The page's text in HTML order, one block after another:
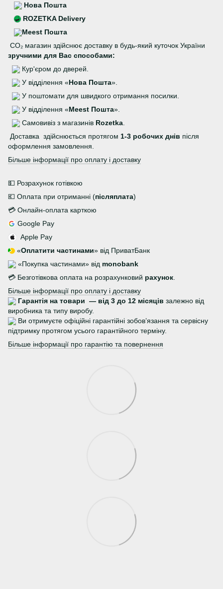
Нова Пошта
ROZETKA Delivery
Meest Пошта
CO₂ магазин здійснює доставку в будь-який куточок України
зручними для Вас способами:
Кур'єром до дверей.
У відділення «Нова Пошта».
У поштомати для швидкого отримання посилки.
У відділення «Meest Пошта».
Самовивіз з магазинів Rozetka
Доставка здійснюється протягом 1-3 робочих днів після
оформлення замовлення.
Більше інформації про оплату і доставку
💵 Розрахунок готівкою
💶 Оплата при отриманні (післяплата)
💳 Онлайн-оплата карткою
Google Pay
Apple Pay
«Оплатити частинами» від ПриватБанк
«Покупка частинами» від monobank
💳 Безготівкова оплата на розрахунковий рахунок
Більше інформації про оплату і доставку
Гарантія на товари — від 3 до 12 місяців залежно від
виробника та типу виробу.
Ви отримуєте офіційні гарантійні зобов’язання та сервісну
підтримку протягом усього гарантійного терміну.
Більше інформації про гарантію та повернення